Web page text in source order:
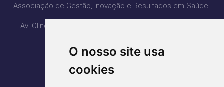
O nosso site usa
cookies
Associação de Gestão, Inovação e Resultados em Saúde
Av. Olinda com Av. PL3, Qd. H4 Lt 1, 2, 3 - Ed. Lozandes
Parque Lozandes - Goiânia/GO